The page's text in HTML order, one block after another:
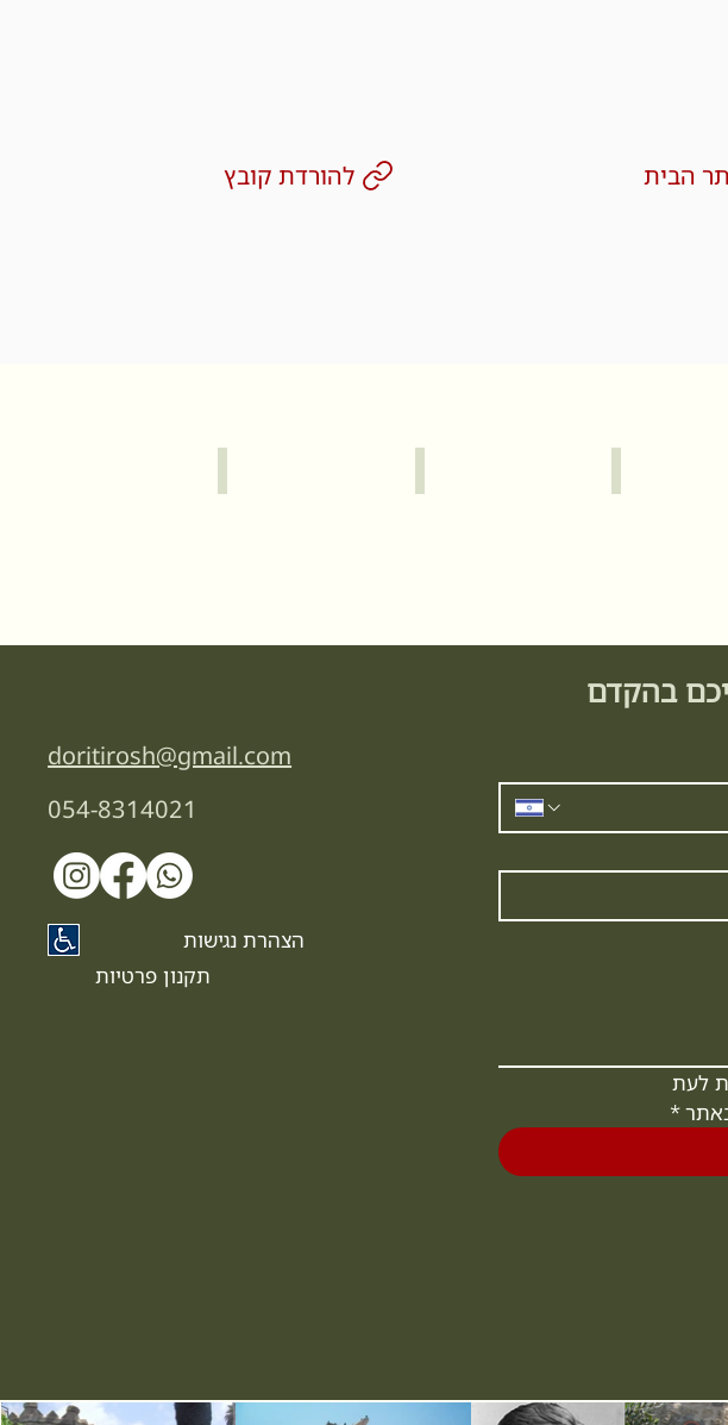
הבית להורדת קובץ
doritirosh@gmail.com
054-8314021
הצהרת נגישות
תקנון פרטיות
בהקדם
לעת
*